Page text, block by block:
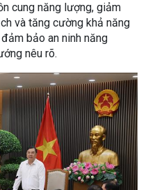
cung năng lượng, giảm
và tăng cường khả năng
bảo an ninh năng
nêu rõ.